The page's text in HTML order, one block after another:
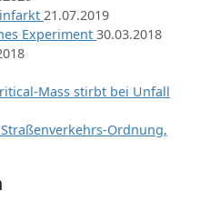
21.07.2019
Experiment 30.03.2018
Mass stirbt bei Unfall
Ordnung,